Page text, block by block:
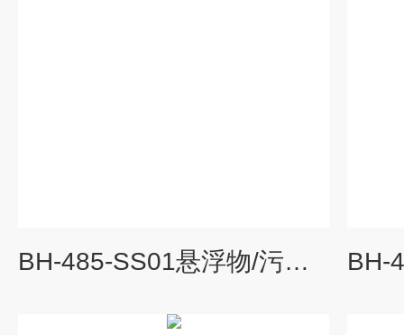
BH-485-SS01悬浮物/污泥浓度电极